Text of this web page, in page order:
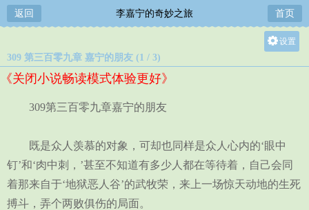
返回 李嘉宁的奇妙之旅 首页
设置
309 第三百零九章 嘉宁的朋友 (1 / 3)
《关闭小说畅读模式体验更好》
309第三百零九章嘉宁的朋友
既是众人羡慕的对象，可却也同样是众人心内的‘眼中
钉’和‘肉中刺，’甚至不知道有多少人都在等待着，自己会同
着那来自于‘地狱恶人谷’的武牧荣，来上一场惊天动地的生死
搏斗，弄个两败俱伤的局面。